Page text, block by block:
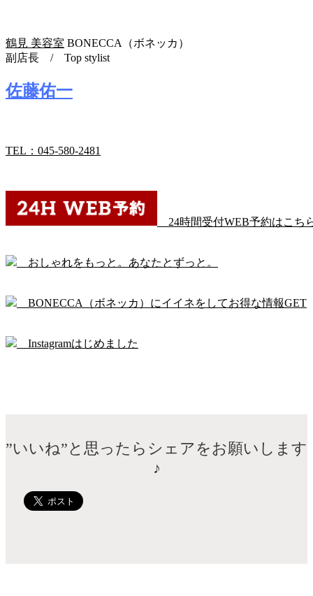
鶴見 美容室 BONECCA（ボネッカ）
副店長 / Top stylist
佐藤佑一
TEL：045-580-2481
24時間受付WEB予約はこち
おしゃれをもっと。あなたとずっと。
BONECCA（ボネッカ）にイイネをしてお得な情報GET
Instagramはじめました
”いいね”と思ったらシェアをお願いします
♪